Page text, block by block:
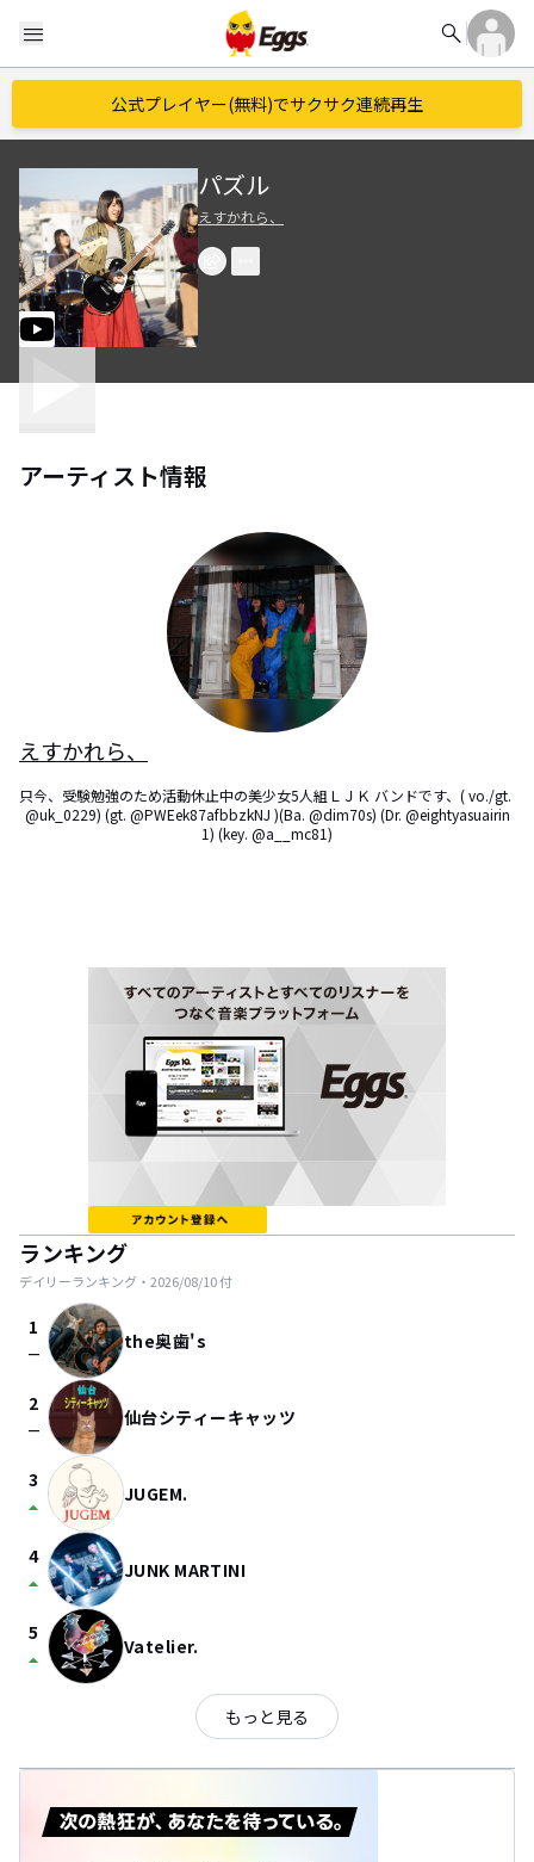
menu search
公式プレイヤー(無料)でサクサク連続再生
パズル
えすかれら、
アーティスト情報
えすかれら、
只今、受験勉強のため活動休止中の美少女5人組ＬＪＫ バンドです、( vo./gt.
@uk_0229) (gt. @PWEek87afbbzkNJ )(Ba. @dim70s) (Dr. @eightyasuairin
1) (key. @a__mc81)
ランキング
デイリーランキング・ 2026/08/10付
1
check_indeterminate_small the奥歯's
2
check_indeterminate_small 仙台シティーキャッツ
3
arrow_drop_up JUGEM.
4
arrow_drop_up JUNK MARTINI
5
arrow_drop_up Vatelier.
もっと見る